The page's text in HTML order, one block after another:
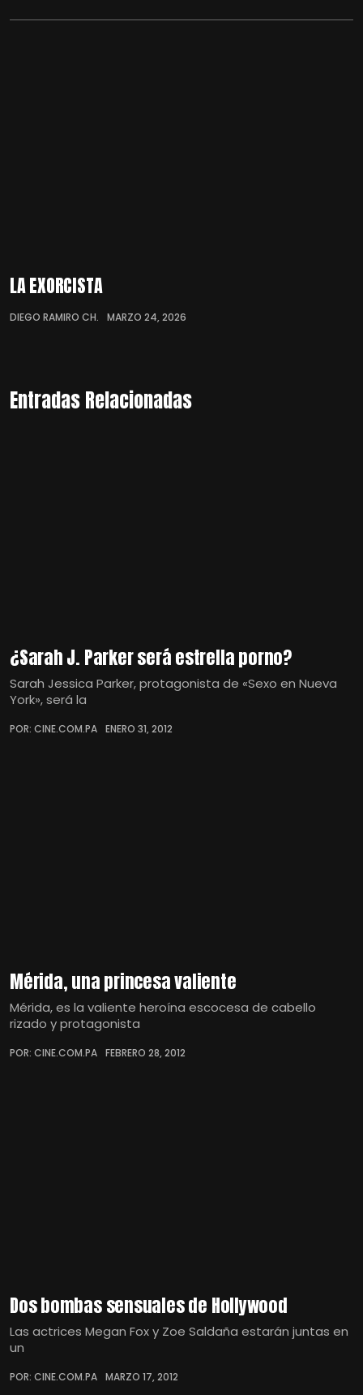
LA EXORCISTA
DIEGO RAMIRO CH. MARZO 24, 2026
Entradas Relacionadas
¿Sarah J. Parker será estrella porno?
Sarah Jessica Parker, protagonista de «Sexo en Nueva
York», será la
POR: CINE.COM.PA ENERO 31, 2012
Mérida, una princesa valiente
Mérida, es la valiente heroína escocesa de cabello
rizado y protagonista
POR: CINE.COM.PA FEBRERO 28, 2012
Dos bombas sensuales de Hollywood
Las actrices Megan Fox y Zoe Saldaña estarán juntas en
un
POR: CINE.COM.PA MARZO 17, 2012